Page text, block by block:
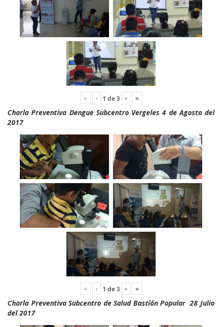
« ‹ 1 de3 › »
Charla Preventiva Dengue Subcentro Vergeles 4 de Agosto del
2017
« ‹ 1 de3 › »
Charla Preventiva Subcentro de Salud Bastión Popular 28 Julio
del 2017